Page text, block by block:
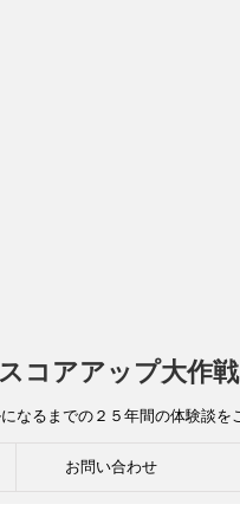
コアアップ大作戦
なるまでの２５年間の体験談
お問い合わせ